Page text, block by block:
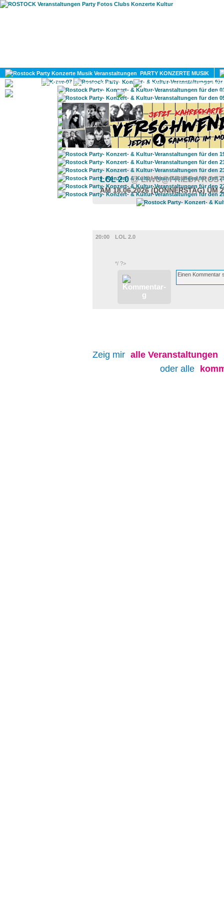
PARTY KONZERTE MUSIK
KULTUR
GAY
LOL 2.0@ LIWU@FRIEDA
AM 18.06.2026 (DONNERSTAG) UM
20:00
LOL 2.0
*/ ?>
Zeig mir alle Veranstaltungen
oder alle